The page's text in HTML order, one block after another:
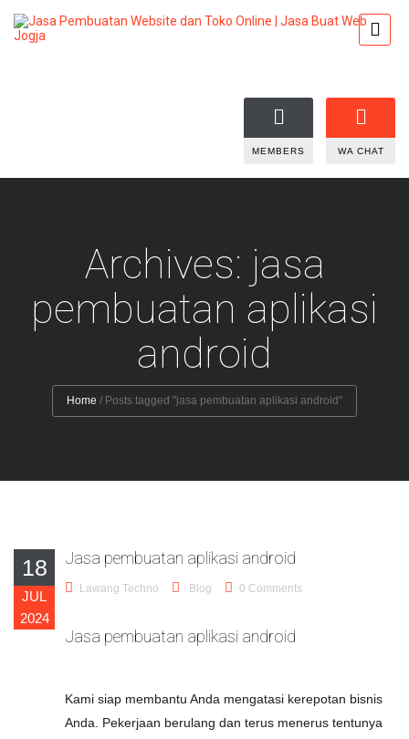
MEMBERS WA CHAT
Archives: jasa
pembuatan aplikasi
android
Home / Posts tagged "jasa pembuatan aplikasi android"
18
JUL
2024
Jasa pembuatan aplikasi android
Lawang Techno Blog 0 Comments
Jasa pembuatan aplikasi android
Kami siap membantu Anda mengatasi kerepotan bisnis
Anda. Pekerjaan berulang dan terus menerus tentunya